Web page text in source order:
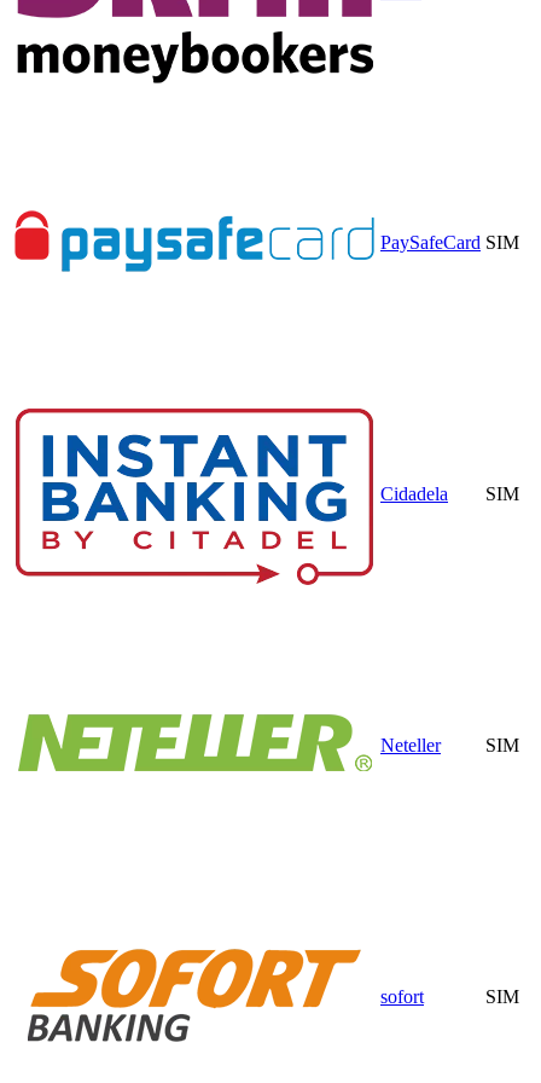
PaySafeCard SIM
Cidadela SIM
Neteller SIM
sofort SIM